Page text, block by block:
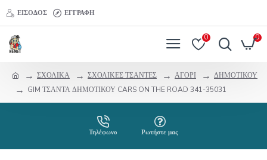
ΕΊΣΟΔΟΣ ΕΓΓΡΑΦΉ
0 0
ΣΧΟΛΙΚΑ ΣΧΟΛΙΚΕΣ ΤΣΑΝΤΕΣ ΑΓΟΡΙ
ΔΗΜΟΤΙΚΟΥ
GIM ΤΣΑΝΤΑ ΔΗΜΟΤΙΚΟΥ CARS ON THE ROAD 341-35031
Τηλέφωνο Ρωτήστε μας